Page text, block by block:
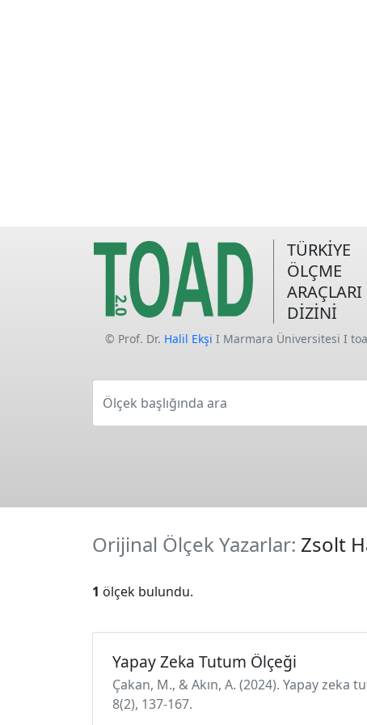
TÜRKİYE
ÖLÇME
ARAÇLARI
DİZİNİ
© Prof. Dr. Halil Ekşi I Marmara Üniversitesi I
Ölçek başlığında ara
Orijinal Ölçek Yazarlar: Zsolt
1 ölçek bulundu.
Yapay Zeka Tutum Ölçeği
Çakan, M., & Akın, A. (2024). Yapay
8(2), 137-167.